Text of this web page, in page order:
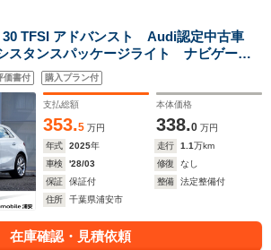
TFSI アドバンスト Audi認定中古車
スタンスパッケージライト ナビゲーシ
イルドハイブリッドシステム LEDヘ
ードシート 認定中古車保証1年
価書付 購入プラン付
支払総額
353.5 万円
本体価格
338.0 万円
年式
2025年 走行 1.1万km
車検
'28/03 修復
なし
保証
保証付 整備
法定整備付
住所
千葉県浦安市
在庫確認・見積依頼